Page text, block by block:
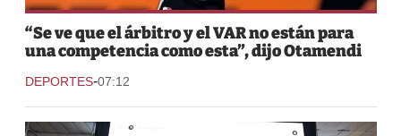
“Se ve que el árbitro y el VAR no están para
una competencia como esta”, dijo Otamendi
DEPORTES-07:12